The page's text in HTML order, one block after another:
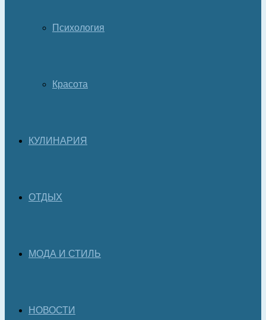
Психология
Красота
КУЛИНАРИЯ
ОТДЫХ
МОДА И СТИЛЬ
НОВОСТИ